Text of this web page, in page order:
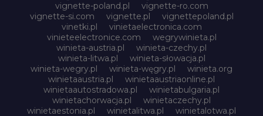
vignette-poland.pl
vignette-ro.com
vignette-si.com
vignette.pl
vignettepoland.pl
vinetki.pl
vinietaelectronica.com
vinieteelectronice.com
wegrywinieta.pl
winieta-austria.pl
winieta-czechy.pl
winieta-litwa.pl
winieta-słowacja.pl
winieta-wegry.pl
winieta-węgry.pl
winieta.org
winietaaustria.pl
winietaaustriaonline.pl
winietaautostradowa.pl
winietabulgaria.pl
winietachorwacja.pl
winietaczechy.pl
winietaestonia.pl
winietalitwa.pl
winietalotwa.pl